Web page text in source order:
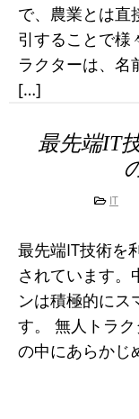
で、農業とは直
引することで様
ラクターは、名
[…]
最先端IT
IT
最先端IT技術を
されています。
ンは積極的にス
す。 無人トラ
の中にあらかじ